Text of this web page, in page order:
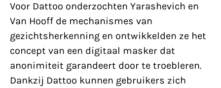
Voor Dattoo onderzochten Yarashevich en
Van Hooff de mechanismes van
gezichtsherkenning en ontwikkelden ze het
concept van een digitaal masker dat
anonimiteit garandeert door te troebleren.
Dankzij Dattoo kunnen gebruikers zich